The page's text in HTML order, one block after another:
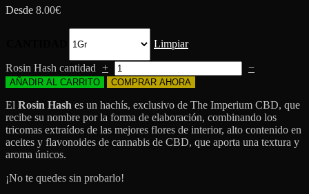
Desde 8.00€
Limpiar
Rosin Hash cantidad + −
AÑADIR AL CARRITO COMPRAR AHORA
El Rosin Hash es un hachís, exclusivo de The Imperium CBD, que
recibe su nombre por la forma de elaboración, combinando los
tricomas extraídos de las mejores flores de interior, alto contenido en
aceites y flavonoides de cannabis de CBD, que aporta una textura y
aroma únicos.
¡No te quedes sin probarlo!